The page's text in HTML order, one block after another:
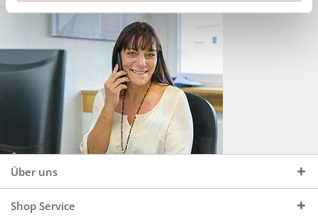
Über uns
Shop Service